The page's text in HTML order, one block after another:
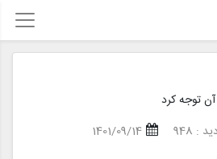
توجه کرد
: 948
1401/09/14